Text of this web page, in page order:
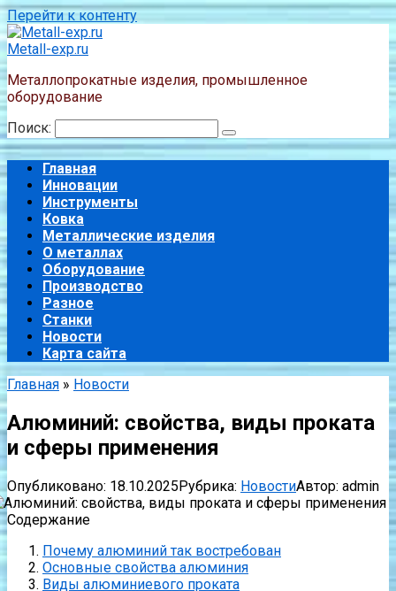
Перейти к контенту
Metall-exp.ru
Металлопрокатные изделия, промышленное
оборудование
Поиск:
Главная
Инновации
Инструменты
Ковка
Металлические изделия
О металлах
Оборудование
Производство
Разное
Станки
Новости
Карта сайта
Главная » Новости
Алюминий: свойства, виды проката
и сферы применения
Опубликовано: 18.10.2025Рубрика: НовостиАвтор: admin
Содержание
Почему алюминий так востребован
Основные свойства алюминия
Виды алюминиевого проката